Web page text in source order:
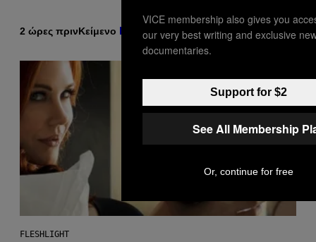
2 ώρες πρινΚείμενο Dan Milam
FLESHLIGHT
VICE membership also gives you
our very best writing and exclusive
documentaries.
Support for $2
See All Membership
Or, continue for free